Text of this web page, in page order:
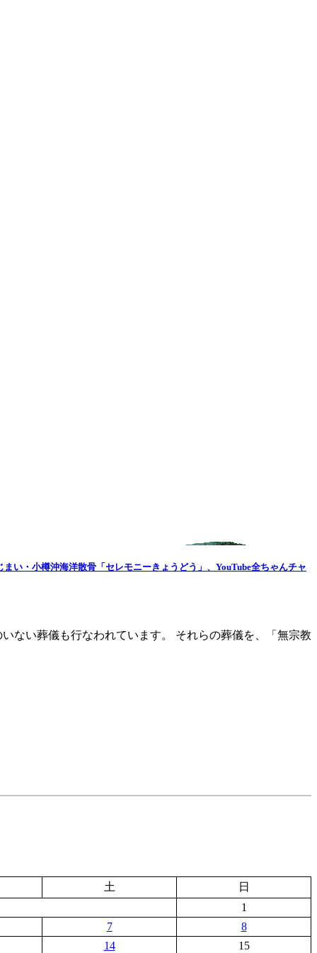
い・小樽沖海洋散骨「セレモニーきょうどう」、YouTube全ちゃんチャ
ない葬儀も行なわれています。 それらの葬儀を、「無宗教
土
日
1
7
8
14
15